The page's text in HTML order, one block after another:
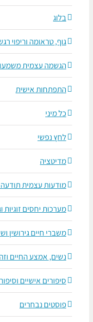
גוף, טראומה וריפוי רגשי
הגשמה עצמית משמעות וייעוד
התפתחות אישית
כל מיני
לחץ נפשי
מדיטציה
מודעות עצמית תודעה
מערכות יחסים זוגיות וגבולות
משברי חיים גירושין ושינויים
נשים, אמצע החיים וזהות נשית
סיפורים אישיים וסיפורים
פוסטים נבחרים